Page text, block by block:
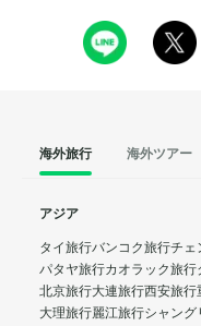
海外旅行 海外ツアー
アジア
タイ旅行バンコク旅行チェ
パタヤ旅行カオラック旅行
北京旅行大連旅行西安旅行
大理旅行麗江旅行シャング